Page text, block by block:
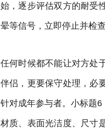
始，逐步评估双方的耐受
晕等信号，立即停止并检
任何时候都不能让对方处
伴侣，更要保守处理，必
针对成年参与者。小标题
材质、表面光洁度、尺寸